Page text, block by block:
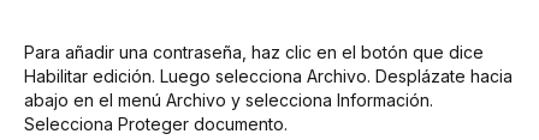
Para añadir una contraseña, haz clic en el botón que dice
Habilitar edición. Luego selecciona Archivo. Desplázate hacia
abajo en el menú Archivo y selecciona Información.
Selecciona Proteger documento.